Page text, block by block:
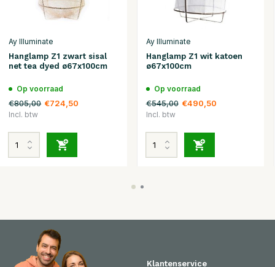
Ay Illuminate
Hanglamp Z1 zwart sisal
net tea dyed ø67x100cm
Op voorraad
€805,00 €724,50
Incl. btw
Ay Illuminate
Hanglamp Z1 wit katoen
ø67x100cm
Op voorraad
€545,00 €490,50
Incl. btw
Klantenservice